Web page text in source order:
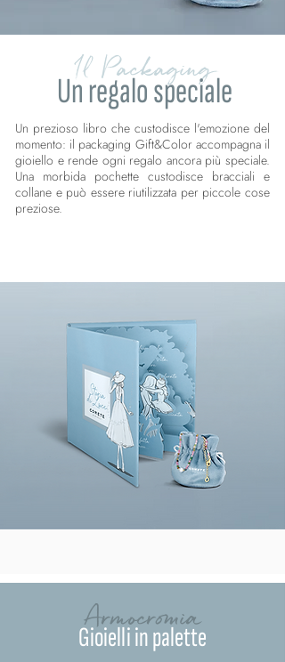
Il Packaging
Un regalo speciale
Un prezioso libro che custodisce l'emozione del
momento: il packaging Gift&Color accompagna il
gioiello e rende ogni regalo ancora più speciale.
Una morbida pochette custodisce bracciali e
collane e può essere riutilizzata per piccole cose
preziose.
Armocromia
Gioielli in palette